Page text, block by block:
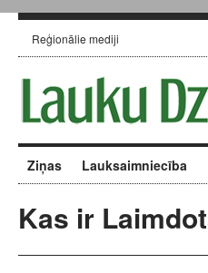
Reģionālie mediji
Ziņas Lauksaimniecība
Kas ir